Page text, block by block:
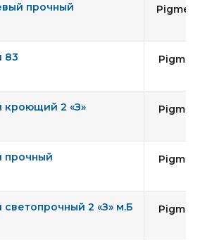
прочный
83
кроющий 2 «З»
прочный
2 «З» м.Б